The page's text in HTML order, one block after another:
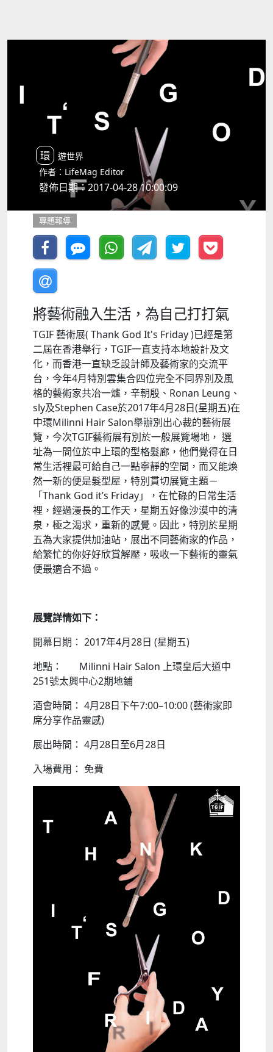
環遊世界
作者：LifeMag Editor
發佈日期：2017-04-28 10:00:09
專題報導
將藝術融入生活，為自己打打氣
TGIF 藝術展( Thank God It's Friday )已經是第
二屆在香港舉行，TGIF一直支持本地設計及文
化，而香港一直缺乏設計師及藝術家的交流平
台，今年4月特別雲集合四位完全不同界別及風
格的藝術家共冶一爐，辛朝殷、Ronan Leung、
sly及Stephen Case於2017年4月28日(星期五)在
中環Milinni Hair Salon舉辦別出心裁的藝術展
覽，今次TGIF藝術展有別於一般展覽場地， 選
址為一間位於中上環的型格髮廊，他們覺得在日
常生活裡最可給自己一點寧靜的空間，而又能煥
然一新的便是髮型屋，特別貫切展覽主題－
「Thank God it’s Friday」，在忙碌的日常生活
裡，經過漫長的工作天，星期五好像沙漠中的清
泉，極之渴求，重新的感覺。因此，特別於星期
五為大家提供加油站，展出不同藝術家的作品，
給繁忙的你好好欣賞解壓，吸收一下藝術的靈氣
便最適合不過。
展覽詳情如下：
開幕日期： 2017年4月28日 (星期五)
地點： Milinni Hair Salon 上環皇后大道中
251號太興中心2期地鋪
酒會時間： 4月28日下午7:00–10:00 (藝術家即
席分享作品靈感)
展出時間： 4月28日至6月28日
入場費用： 免費